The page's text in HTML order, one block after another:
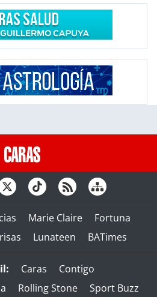
Marie Claire
Fortuna
Lunateen BATimes
Caras
Contigo
Rolling Stone Sport Buzz